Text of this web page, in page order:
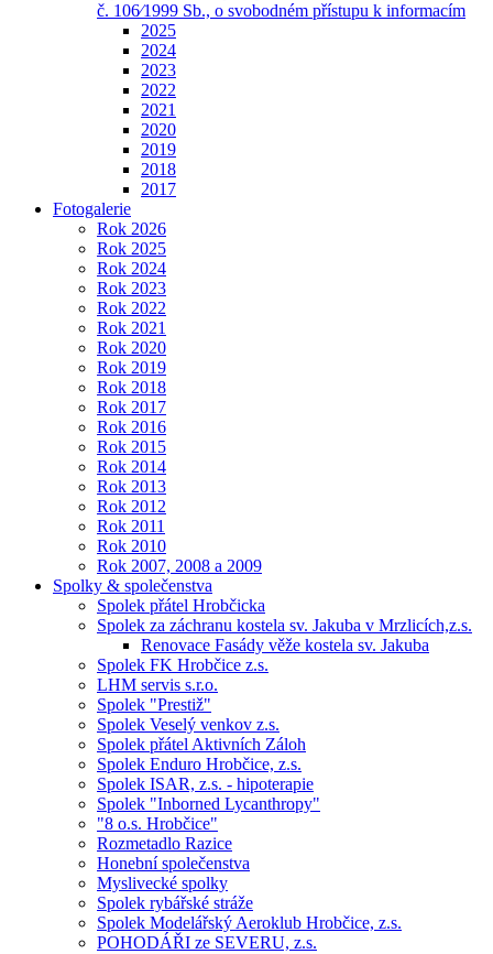
č. 106⁄1999 Sb., o svobodném přístupu k informacím
2025
2024
2023
2022
2021
2020
2019
2018
2017
Fotogalerie
Rok 2026
Rok 2025
Rok 2024
Rok 2023
Rok 2022
Rok 2021
Rok 2020
Rok 2019
Rok 2018
Rok 2017
Rok 2016
Rok 2015
Rok 2014
Rok 2013
Rok 2012
Rok 2011
Rok 2010
Rok 2007, 2008 a 2009
Spolky & společenstva
Spolek přátel Hrobčicka
Spolek za záchranu kostela sv. Jakuba v Mrzlicích,z.s.
Renovace Fasády věže kostela sv. Jakuba
Spolek FK Hrobčice z.s.
LHM servis s.r.o.
Spolek "Prestiž"
Spolek Veselý venkov z.s.
Spolek přátel Aktivních Záloh
Spolek Enduro Hrobčice, z.s.
Spolek ISAR, z.s. - hipoterapie
Spolek "Inborned Lycanthropy"
"8 o.s. Hrobčice"
Rozmetadlo Razice
Honební společenstva
Myslivecké spolky
Spolek rybářské stráže
Spolek Modelářský Aeroklub Hrobčice, z.s.
POHODÁŘI ze SEVERU, z.s.